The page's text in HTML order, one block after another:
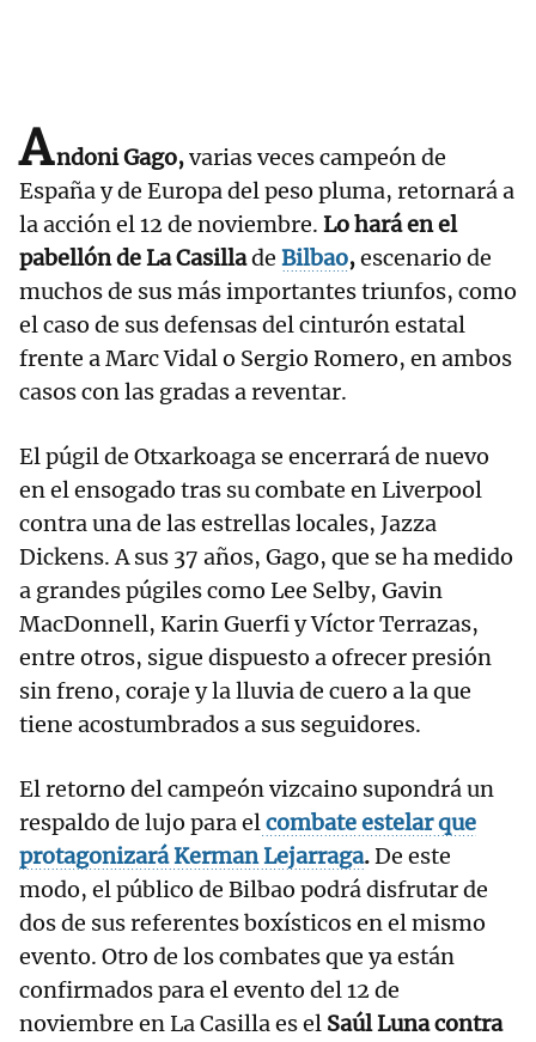
Andoni Gago,varias veces campeón de
España y de Europa del peso pluma, retornará a
la acción el 12 de noviembre. Lo hará en el
pabellón de La Casillade Bilbao,escenario de
muchos de sus más importantes triunfos, como
el caso de sus defensas del cinturón estatal
frente a Marc Vidal o Sergio Romero, en ambos
casos con las gradas a reventar.
El púgil de Otxarkoaga se encerrará de nuevo
en el ensogado tras su combate en Liverpool
contra una de las estrellas locales, Jazza
Dickens. A sus 37 años, Gago, que se ha medido
a grandes púgiles como Lee Selby, Gavin
MacDonnell, Karin Guerfi y Víctor Terrazas,
entre otros, sigue dispuesto a ofrecer presión
sin freno, coraje y la lluvia de cuero a la que
tiene acostumbrados a sus seguidores.
El retorno del campeón vizcaino supondrá un
respaldo de lujo para elcombate estelar que
protagonizará Kerman Lejarraga.De este
modo, el público de Bilbao podrá disfrutar de
dos de sus referentes boxísticos en el mismo
evento. Otro de los combates que ya están
confirmados para el evento del 12 de
noviembre en La Casilla es el Saúl Luna contra